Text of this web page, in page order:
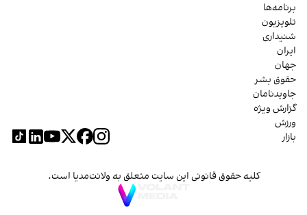
برنامه‌ها
تلویزیون
شنیداری
ایران
جهان
حقوق بشر
جاویدنامان
گزارش ویژه
ورزش
بازار
کلیه حقوق قانونی این سایت متعلق به ولانت‌مدیا است.